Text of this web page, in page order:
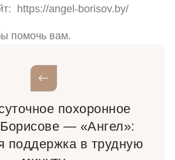
https://angel-borisov.by/
помочь вам.
похоронное
— «Ангел»:
поддержка в трудную